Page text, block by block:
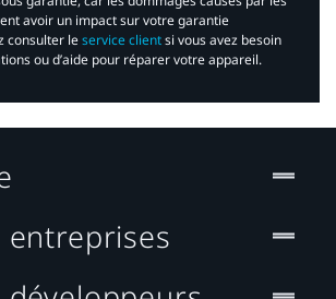
avoir un impact sur votre garantie
consulter leservice clientsi vous avez besoin
ou d’aide pour réparer votre appareil.​
entreprises